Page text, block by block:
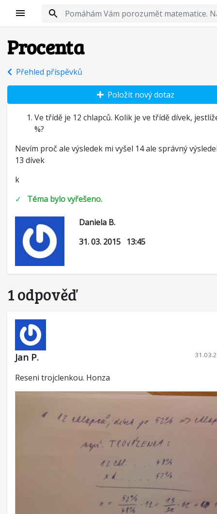
Procenta
Přehled příspěvků
Ve třídě je 12 chlapců. Kolik je ve třídě dívek,
%?
Nevím proč ale výsledek mi vyšel 14 ale správný
13 dívek
k
✓ Téma bylo vyřešeno.
Daniela B.
31. 03. 2015 13:45
1 odpověď
Jan P.
Reseni trojclenkou. Honza
Položit nový dotaz